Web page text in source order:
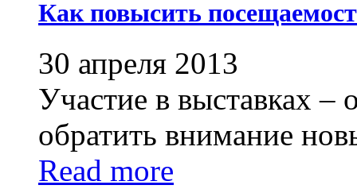
Как повысить
30 апреля 2013
Участие в выставках –
обратить внимание
Read more